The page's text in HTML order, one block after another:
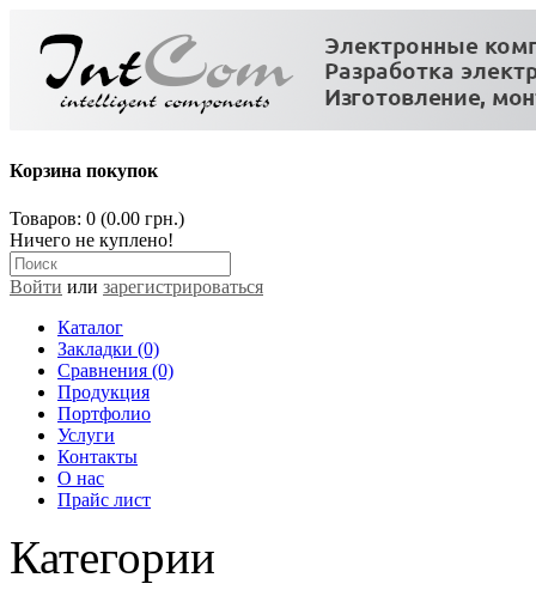
Корзина покупок
Товаров: 0 (0.00 грн.)
Ничего не куплено!
Войти или зарегистрироваться
Каталог
Закладки (0)
Сравнения (0)
Продукция
Портфолио
Услуги
Контакты
О нас
Прайс лист
Категории